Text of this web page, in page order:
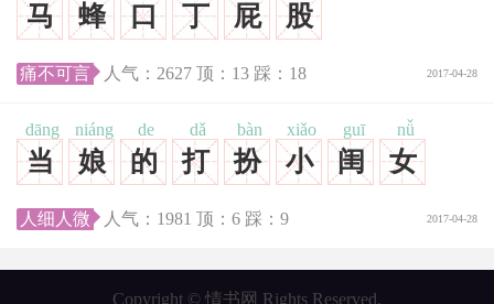
马 蜂 口 丁 屁 股
2017-04-28
痛不可言 人气： 2627 顶： 13 踩： 18
当
dāng
娘
niáng
的
de
打
dǎ
扮
bàn
小
xiǎo
闺
guī
女
nǚ
2017-04-28
人细人微 人气： 1981 顶： 6 踩： 9
Copyright © 情书网 Rights Reserved.